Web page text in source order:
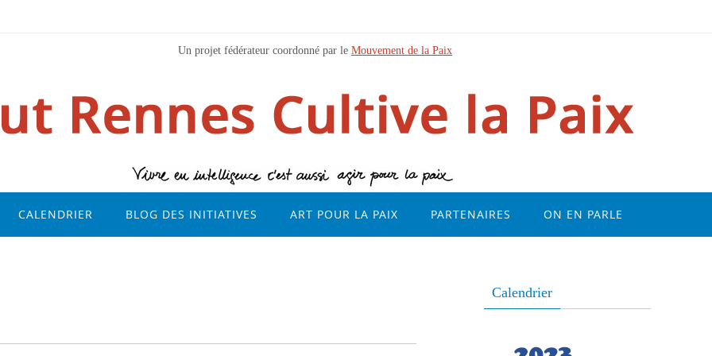
Un projet fédérateur coordonné par le Mouvement de la Paix
CALENDRIER BLOG DES INITIATIVES ART POUR LA PAIX PARTENAIRES ON EN PARLE
Calendrier